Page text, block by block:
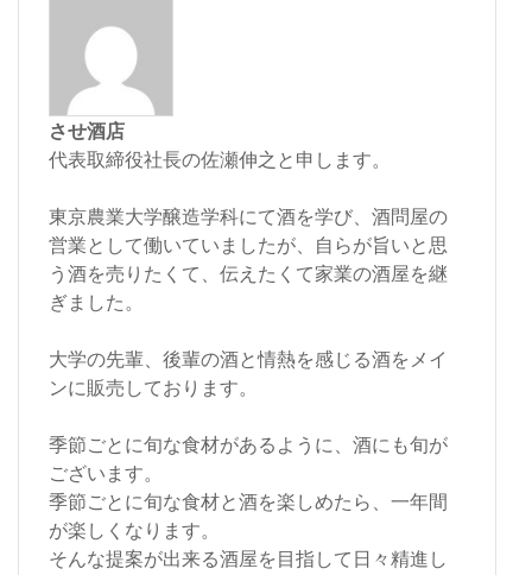
させ酒店
代表取締役社長の佐瀬伸之と申します。
東京農業大学醸造学科にて酒を学び、酒問屋の
営業として働いていましたが、自らが旨いと思
う酒を売りたくて、伝えたくて家業の酒屋を継
ぎました。
大学の先輩、後輩の酒と情熱を感じる酒をメイ
ンに販売しております。
季節ごとに旬な食材があるように、酒にも旬が
ございます。
季節ごとに旬な食材と酒を楽しめたら、一年間
が楽しくなります。
そんな提案が出来る酒屋を目指して日々精進し